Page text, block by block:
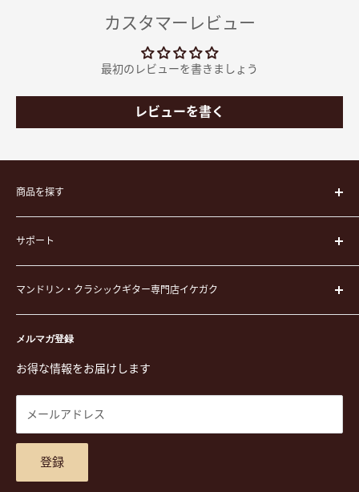
カスタマーレビュー
最初のレビューを書きましょう
レビューを書く
商品を探す
楽器
楽器ケース
弦
ピック
演奏用品
ステーショナリー&アクセサリー
楽譜
DVD
チケット
楽器レンタル
サポート
運営会社
イケガクについて
お買い物ガイド
特定商取引法に基づく表示
プライバシーポリシー
商品検索
お問合せ
アクセスマップ
メルマガ登録
お得な情報をお届けします
メールアドレス
登録
マンドリン・クラシックギター専門店イケガク
〒171-0021 東京都豊島区西池袋3-23-5 芦沢ビル2F
TEL. 03-5952-1391 / FAX. 03-5952-1392
営業時間 月-水,金,土 11:00-19:00 / 日,祝 11:00-18:00 (木曜定
休)